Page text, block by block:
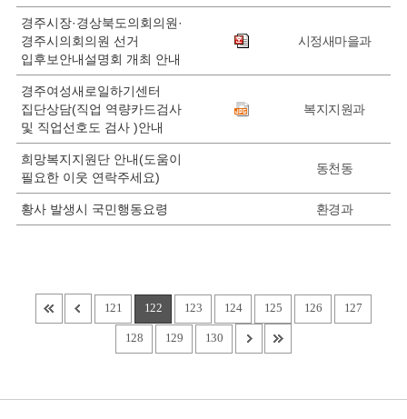
경주시장·경상북도의회의원·
경주시의회의원 선거
입후보안내설명회 개최 안내
시정새마을과
경주여성새로일하기센터
집단상담(직업 역량카드검사
및 직업선호도 검사 )안내
복지지원과
희망복지지원단 안내(도움이
필요한 이웃 연락주세요)
동천동
황사 발생시 국민행동요령 환경과
121 122 123 124 125 126 127
128 129 130